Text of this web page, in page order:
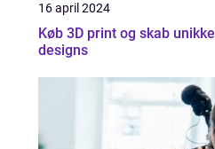
16 april 2024
Køb 3D print og skab unikke
designs